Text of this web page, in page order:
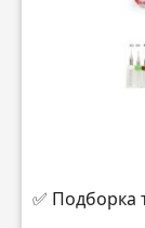
✅ Подборка